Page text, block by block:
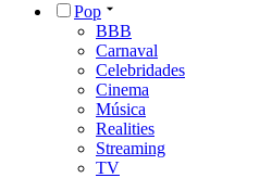
Pop
BBB
Carnaval
Celebridades
Cinema
Música
Realities
Streaming
TV